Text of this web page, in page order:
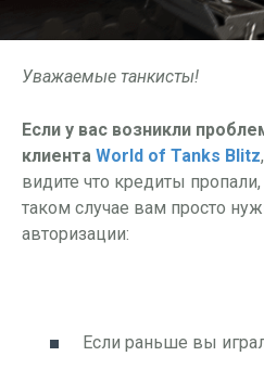
Уважаемые танкисты!
Если у вас возникли
клиента World of Tanks Blitz
видите что кредиты
таком случае вам просто
авторизации:
Если раньше вы